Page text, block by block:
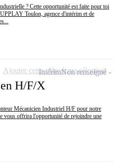
? Cette opportunité est faite pour toi
Toulon, agence d'intérim et de
H/F/X
Mécanicien Industriel H/F pour notre
vous offrira l'opportunité de rejoindre une
IntérimNon renseigné
Ajouter cette offre à ma sélection